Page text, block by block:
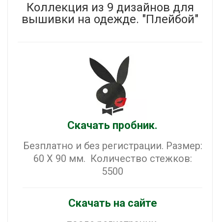
Коллекция из 9 дизайнов для
вышивки на одежде. "Плейбой"
Скачать пробник.
Безплатно и без регистрации. Размер:
60 X 90 мм. Количество стежков:
5500
Скачать на сайте